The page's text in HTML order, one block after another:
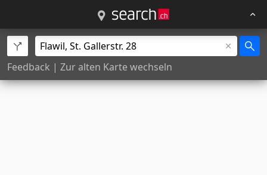
Feedback | Zur alten Karte wechseln